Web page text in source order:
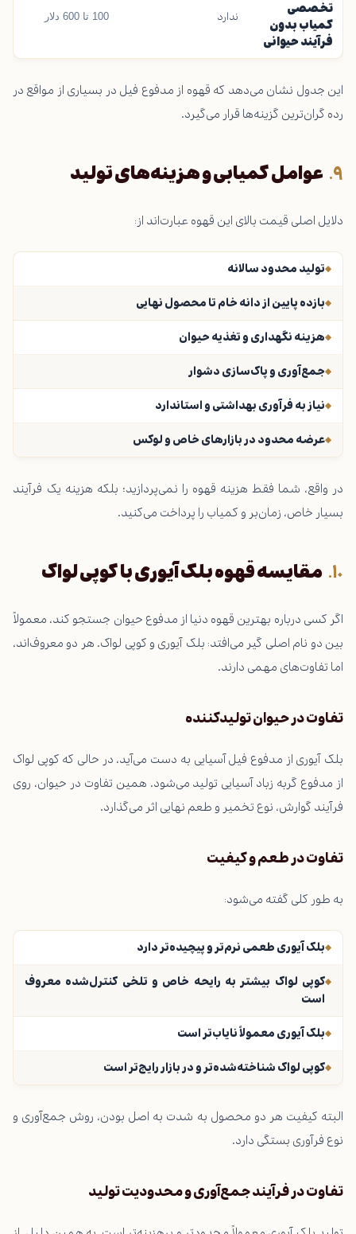
تخصصی
کمیاب بدون
فرآیند حیوانی
ندارد 100 تا 600 دلار
این جدول نشان می‌دهد که قهوه از مدفوع فیل در بسیاری از مواقع در
رده گران‌ترین گزینه‌ها قرار می‌گیرد.
عوامل کمیابی و هزینه‌های تولید
دلایل اصلی قیمت بالای این قهوه عبارت‌اند از:
تولید محدود سالانه
بازده پایین از دانه خام تا محصول نهایی
هزینه نگهداری و تغذیه حیوان
جمع‌آوری و پاک‌سازی دشوار
نیاز به فرآوری بهداشتی و استاندارد
عرضه محدود در بازارهای خاص و لوکس
در واقع، شما فقط هزینه قهوه را نمی‌پردازید؛ بلکه هزینه یک فرآیند
بسیار خاص، زمان‌بر و کمیاب را پرداخت می‌کنید.
مقایسه قهوه بلک آیوری با کوپی لواک
اگر کسی درباره بهترین قهوه دنیا از مدفوع حیوان جستجو کند، معمولاً
بین دو نام اصلی گیر می‌افتد: بلک آیوری و کوپی لواک. هر دو معروف‌اند،
اما تفاوت‌های مهمی دارند.
تفاوت در حیوان تولیدکننده
بلک آیوری از مدفوع فیل آسیایی به دست می‌آید، در حالی که کوپی لواک
از مدفوع گربه زباد آسیایی تولید می‌شود. همین تفاوت در حیوان، روی
فرآیند گوارش، نوع تخمیر و طعم نهایی اثر می‌گذارد.
تفاوت در طعم و کیفیت
به طور کلی گفته می‌شود:
بلک آیوری طعمی نرم‌تر و پیچیده‌تر دارد
کوپی لواک بیشتر به رایحه خاص و تلخی کنترل‌شده معروف
است
بلک آیوری معمولاً نایاب‌تر است
کوپی لواک شناخته‌شده‌تر و در بازار رایج‌تر است
البته کیفیت هر دو محصول به شدت به اصل بودن، روش جمع‌آوری و
نوع فرآوری بستگی دارد.
تفاوت در فرآیند جمع‌آوری و محدودیت تولید